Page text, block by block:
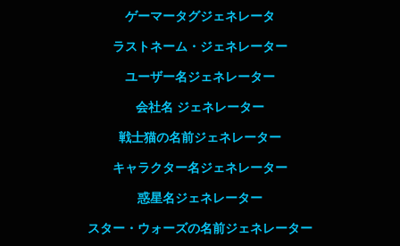
ゲーマータグジェネレータ
ラストネーム・ジェネレーター
ユーザー名ジェネレーター
会社名 ジェネレーター
戦士猫の名前ジェネレーター
キャラクター名ジェネレーター
惑星名ジェネレーター
スター・ウォーズの名前ジェネレーター